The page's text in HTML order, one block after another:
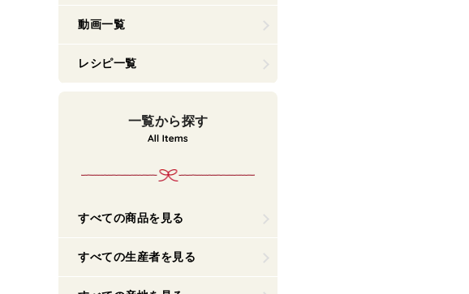
動画一覧
レシピ一覧
一覧から探す
すべての商品を見る
すべての生産者を見る